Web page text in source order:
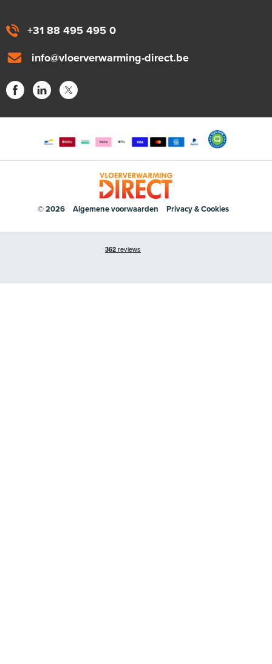
+31 88 495 495 0
info@vloerverwarming-direct.be
© 2026 Algemene voorwaarden Privacy & Cookies